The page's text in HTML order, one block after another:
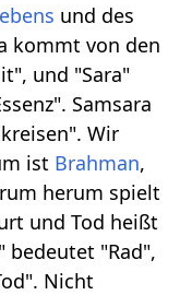
und des
kommt von den
und "Sara"
Samsara
Wir
ist Brahman,
herum spielt
und Tod heißt
" bedeutet "Rad",
Nicht